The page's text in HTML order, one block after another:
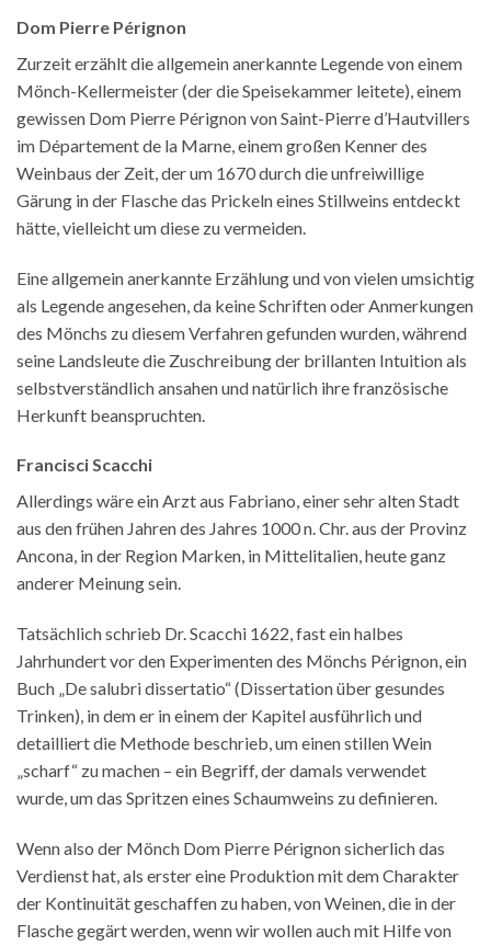
Dom Pierre Pérignon
Zurzeit erzählt die allgemein anerkannte Legende von einem
Mönch-Kellermeister (der die Speisekammer leitete), einem
gewissen Dom Pierre Pérignon von Saint-Pierre d’Hautvillers
im Département de la Marne, einem großen Kenner des
Weinbaus der Zeit, der um 1670 durch die unfreiwillige
Gärung in der Flasche das Prickeln eines Stillweins entdeckt
hätte, vielleicht um diese zu vermeiden.
Eine allgemein anerkannte Erzählung und von vielen umsichtig
als Legende angesehen, da keine Schriften oder Anmerkungen
des Mönchs zu diesem Verfahren gefunden wurden, während
seine Landsleute die Zuschreibung der brillanten Intuition als
selbstverständlich ansahen und natürlich ihre französische
Herkunft beanspruchten.
Francisci Scacchi
Allerdings wäre ein Arzt aus Fabriano, einer sehr alten Stadt
aus den frühen Jahren des Jahres 1000 n. Chr. aus der Provinz
Ancona, in der Region Marken, in Mittelitalien, heute ganz
anderer Meinung sein.
Tatsächlich schrieb Dr. Scacchi 1622, fast ein halbes
Jahrhundert vor den Experimenten des Mönchs Pérignon, ein
Buch „De salubri dissertatio“ (Dissertation über gesundes
Trinken), in dem er in einem der Kapitel ausführlich und
detailliert die Methode beschrieb, um einen stillen Wein
„scharf“ zu machen – ein Begriff, der damals verwendet
wurde, um das Spritzen eines Schaumweins zu definieren.
Wenn also der Mönch Dom Pierre Pérignon sicherlich das
Verdienst hat, als erster eine Produktion mit dem Charakter
der Kontinuität geschaffen zu haben, von Weinen, die in der
Flasche gegärt werden, wenn wir wollen auch mit Hilfe von